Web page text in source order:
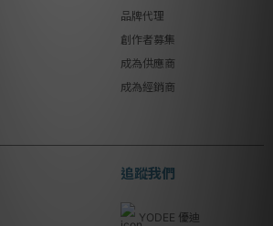
品牌代理
創作者募集
成為供應商
成為經銷商
追蹤我們
YODEE 優迪